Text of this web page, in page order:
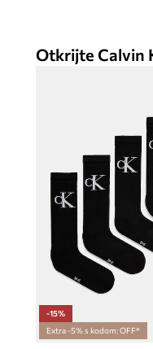
Otkrijte Calvin
-15%
Extra -5% s kodom: OFF*